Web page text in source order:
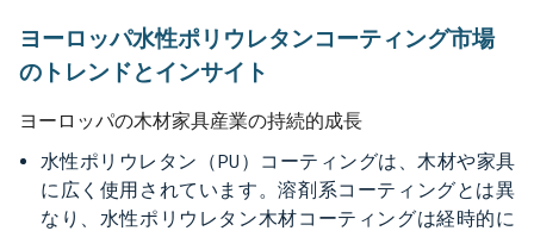
ヨーロッパ水性ポリウレタンコーティング市場
のトレンドとインサイト
ヨーロッパの木材家具産業の持続的成長
水性ポリウレタン（PU）コーティングは、木材や家具
に広く使用されています。溶剤系コーティングとは異
なり、水性ポリウレタン木材コーティングは経時的に